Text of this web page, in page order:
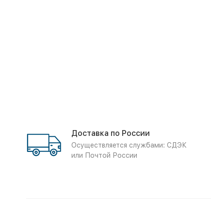
Доставка по России
Осуществляется службами: СДЭК
или Почтой России